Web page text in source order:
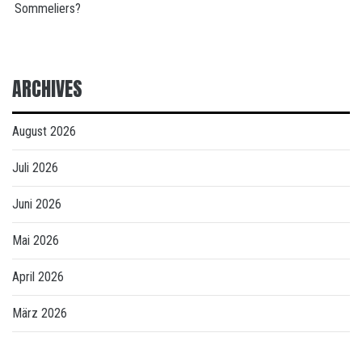
Sommeliers?
ARCHIVES
August 2026
Juli 2026
Juni 2026
Mai 2026
April 2026
März 2026